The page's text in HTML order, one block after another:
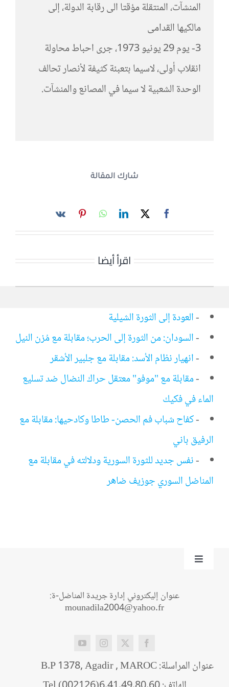
المنشآت، المنتقلة مؤقتا الى رقابة الدولة، إلى
مالكيها القدامى
3- يوم 29 يونيو 1973، جرى احباط محاولة
انقلاب أولى، لاسيما بتعبئة كثيفة لأنصار تحالف
الوحدة الشعبية لا سيما في المصانع والمنشآت.
شارك المقالة
اقرأ أيضا
-العودة إلى الثورة الشيلية
-السودان: من الثورة إلى الحرب؛ مقابلة مع مُزن النيل
-انهيار نظام الأسد: مقابلة مع جلبير الأشقر
-مقابلة مع "موفو" معتقل حراك النضال ضد تسليع
الماء في فكيك
-كفاح شباب فم الحصن- طاطا وكادحيها: مقابلة مع
الرفيق باني
-نفس جديد للثورة السورية ودلالته في مقابلة مع
المناضل السوري جوزيف ضاهر
Toggle
عنوان إليكتروني إدارة جريدة المناضل-ة:
mounadila2004@yahoo.fr
عنوان المراسلة: B.P 1378, Agadir , MAROC